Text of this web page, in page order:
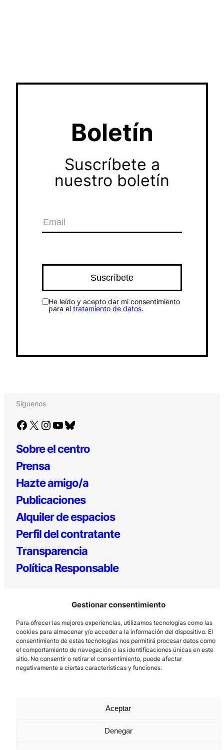
Gestionar consentimiento
Para ofrecer las mejores experiencias, utilizamos tecnologías como las
cookies para almacenar y/o acceder a la información del dispositivo. El
consentimiento de estas tecnologías nos permitirá procesar datos como
el comportamiento de navegación o las identificaciones únicas en este
sitio. No consentir o retirar el consentimiento, puede afectar
negativamente a ciertas características y funciones.
Aceptar
Denegar
Boletín
Suscríbete a
nuestro boletín
He leído y acepto dar mi consentimiento
para el tratamiento de datos.
Síguenos
Facebook X Instagram YouTube Bluesky
Sobre el centro
Prensa
Hazte amigo/a
Publicaciones
Alquiler de espacios
Perfil del contratante
Transparencia
Política Responsable
Los Prados, 121 – 33203 Gijón
985 185 577 – info@laboralcentrodearte.org